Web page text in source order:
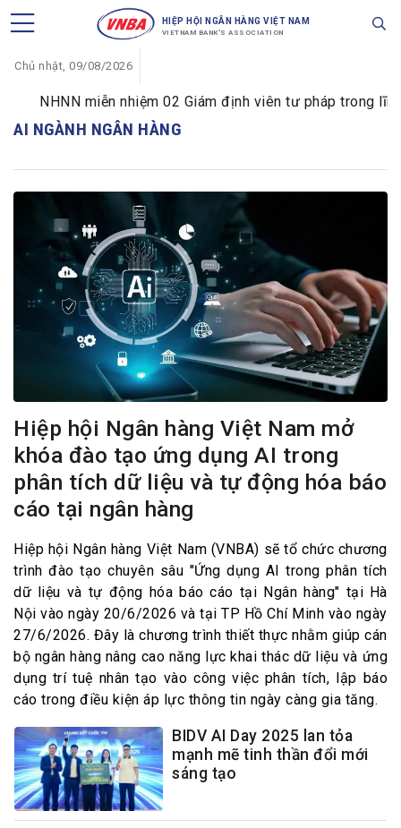
HIỆP HỘI NGÂN HÀNG VIỆT NAM
VIETNAM BANK'S ASSOCIATION
Chủ nhật, 09/08/2026
NHNN miễn nhiệm 02 Giám định viên tư pháp trong lĩnh
AI NGÀNH NGÂN HÀNG
Hiệp hội Ngân hàng Việt Nam mở
khóa đào tạo ứng dụng AI trong
phân tích dữ liệu và tự động hóa báo
cáo tại ngân hàng
Hiệp hội Ngân hàng Việt Nam (VNBA) sẽ tổ chức chương
trình đào tạo chuyên sâu "Ứng dụng AI trong phân tích
dữ liệu và tự động hóa báo cáo tại Ngân hàng" tại Hà
Nội vào ngày 20/6/2026 và tại TP Hồ Chí Minh vào ngày
27/6/2026. Đây là chương trình thiết thực nhằm giúp cán
bộ ngân hàng nâng cao năng lực khai thác dữ liệu và ứng
dụng trí tuệ nhân tạo vào công việc phân tích, lập báo
cáo trong điều kiện áp lực thông tin ngày càng gia tăng.
BIDV AI Day 2025 lan tỏa
mạnh mẽ tinh thần đổi mới
sáng tạo